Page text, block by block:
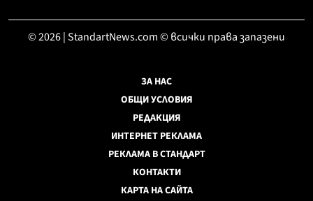
© 2026 | StandartNews.com © всички права запазени
ЗА НАС
ОБЩИ УСЛОВИЯ
РЕДАКЦИЯ
ИНТЕРНЕТ РЕКЛАМА
РЕКЛАМА В СТАНДАРТ
КОНТАКТИ
КАРТА НА САЙТА